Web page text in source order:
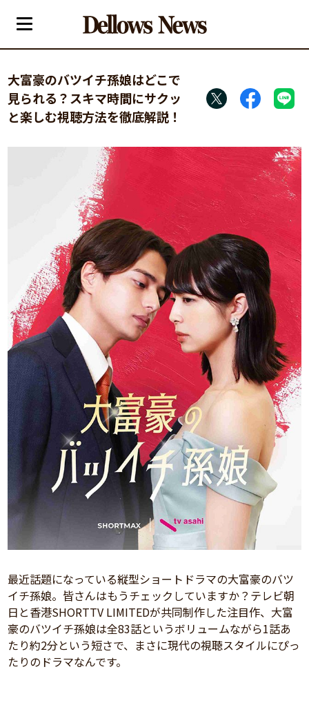
大富豪のバツイチ孫娘はどこで
見られる？スキマ時間にサクッ
と楽しむ視聴方法を徹底解説！
最近話題になっている縦型ショートドラマの大富豪のバツ
イチ孫娘。皆さんはもうチェックしていますか？テレビ朝
日と香港SHORTTV LIMITEDが共同制作した注目作、大富
豪のバツイチ孫娘は全83話というボリュームながら1話あ
たり約2分という短さで、まさに現代の視聴スタイルにぴっ
たりのドラマなんです。